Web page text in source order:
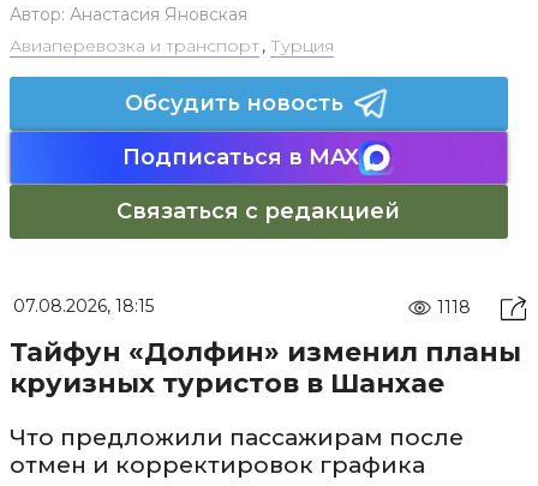
Автор: Анастасия Яновская
Авиаперевозка и транспорт, Турция
Обсудить новость
Подписаться в MAX
Связаться с редакцией
07.08.2026, 18:15 1118
Тайфун «Долфин» изменил планы
круизных туристов в Шанхае
Что предложили пассажирам после
отмен и корректировок графика